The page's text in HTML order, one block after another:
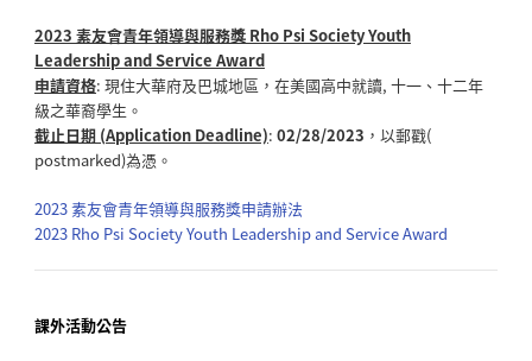
2023 素友會青年領導與服務獎 Rho Psi Society Youth
Leadership and Service Award
申請資格: 現住大華府及巴城地區，在美國高中就讀, 十一、 十二年
級之華裔學生。
截止日期 (Application Deadline): 02/28/2023 ，以郵戳(
postmarked)為憑。
2023 素友會青年領導與服務獎申請辦法
2023 Rho Psi Society Youth Leadership and Service Award
課外活動公告